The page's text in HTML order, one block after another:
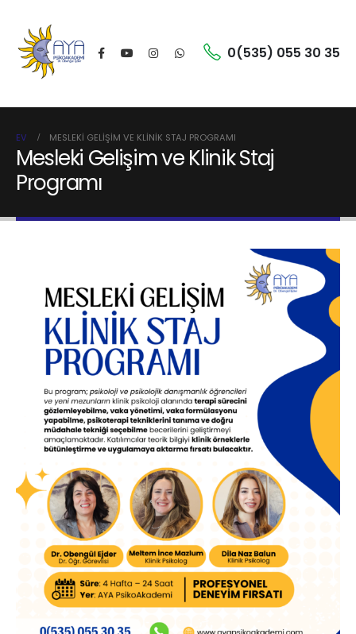
0(535) 055 30 35
EV MESLEKI GELIŞIM VE KLINIK STAJ PROGRAMI
Mesleki Gelişim ve Klinik Staj
Programı